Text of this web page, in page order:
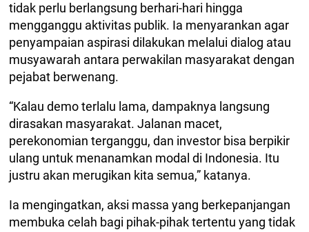
tidak perlu berlangsung berhari-hari hingga
mengganggu aktivitas publik. Ia menyarankan agar
penyampaian aspirasi dilakukan melalui dialog atau
musyawarah antara perwakilan masyarakat dengan
pejabat berwenang.
“Kalau demo terlalu lama, dampaknya langsung
dirasakan masyarakat. Jalanan macet,
perekonomian terganggu, dan investor bisa berpikir
ulang untuk menanamkan modal di Indonesia. Itu
justru akan merugikan kita semua,” katanya.
Ia mengingatkan, aksi massa yang berkepanjangan
membuka celah bagi pihak-pihak tertentu yang tidak